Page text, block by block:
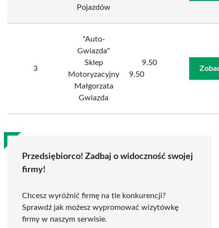
Pojazdów
3
"Auto-
Gwiazda"
Sklep
Motoryzacyjny
Małgorzata
Gwiazda
9.50
9.50
Przedsiębiorco! Zadbaj o widoczność swojej
firmy!
Chcesz wyróżnić firmę na tle konkurencji?
Sprawdź jak możesz wypromować wizytówkę
firmy w naszym serwisie.